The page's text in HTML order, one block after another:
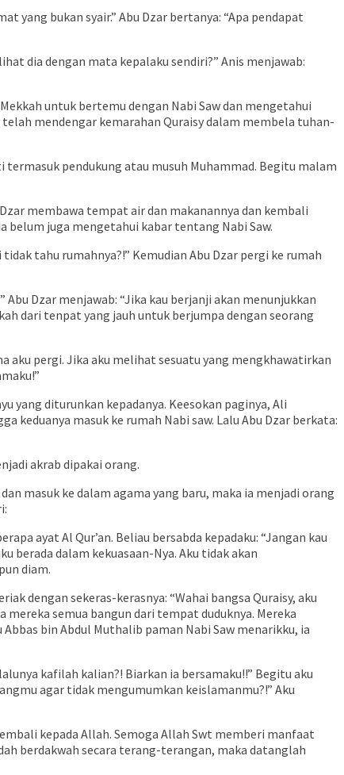
yang bukan syair.” Abu Dzar bertanya: “Apa pendapat
dia dengan mata kepalaku sendiri?” Anis menjawab:
untuk bertemu dengan Nabi Saw dan mengetahui
mendengar kemarahan Quraisy dalam membela tuhan-
pendukung atau musuh Muhammad. Begitu malam
membawa tempat air dan makanannya dan kembali
belum juga mengetahui kabar tentang Nabi Saw.
tahu rumahnya?!” Kemudian Abu Dzar pergi ke rumah
Dzar menjawab: “Jika kau berjanji akan menunjukkan
dari tenpat yang jauh untuk berjumpa dengan seorang
aku pergi. Jika aku melihat sesuatu yang mengkhawatirkan
yang diturunkan kepadanya. Keesokan paginya, Ali
keduanya masuk ke rumah Nabi saw. Lalu Abu Dzar berkata:
akrab dipakai orang.
masuk ke dalam agama yang baru, maka ia menjadi orang
ayat Al Qur’an. Beliau bersabda kepadaku: “Jangan kau
berada dalam kekuasaan-Nya. Aku tidak akan
diam.
dengan sekeras-kerasnya: “Wahai bangsa Quraisy, aku
semua bangun dari tempat duduknya. Mereka
bin Abdul Muthalib paman Nabi Saw menarikku, ia
kafilah kalian?! Biarkan ia bersamaku!!” Begitu aku
agar tidak mengumumkan keislamanmu?!” Aku
kepada Allah. Semoga Allah Swt memberi manfaat
berdakwah secara terang-terangan, maka datanglah